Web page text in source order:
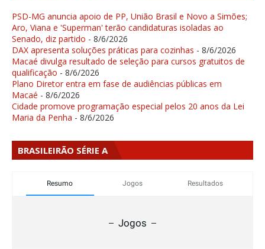
PSD-MG anuncia apoio de PP, União Brasil e Novo a Simões;
Aro, Viana e 'Superman' terão candidaturas isoladas ao
Senado, diz partido - 8/6/2026
DAX apresenta soluções práticas para cozinhas - 8/6/2026
Macaé divulga resultado de seleção para cursos gratuitos de
qualificação - 8/6/2026
Plano Diretor entra em fase de audiências públicas em
Macaé - 8/6/2026
Cidade promove programação especial pelos 20 anos da Lei
Maria da Penha - 8/6/2026
BRASILEIRÃO SÉRIE A
Resumo Jogos Resultados
Jogos